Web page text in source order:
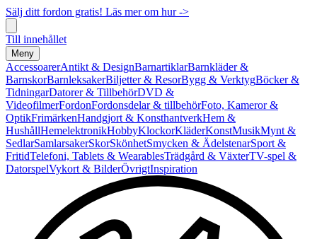
Sälj ditt fordon gratis! Läs mer om hur ->
Till innehållet
Meny
AccessoarerAntikt & DesignBarnartiklarBarnkläder &
BarnskorBarnleksakerBiljetter & ResorBygg & VerktygBöcker &
TidningarDatorer & TillbehörDVD &
VideofilmerFordonFordonsdelar & tillbehörFoto, Kameror &
OptikFrimärkenHandgjort & KonsthantverkHem &
HushållHemelektronikHobbyKlockorKläderKonstMusikMynt &
SedlarSamlarsakerSkorSkönhetSmycken & ÄdelstenarSport &
FritidTelefoni, Tablets & WearablesTrädgård & VäxterTV-spel &
DatorspelVykort & BilderÖvrigtInspiration